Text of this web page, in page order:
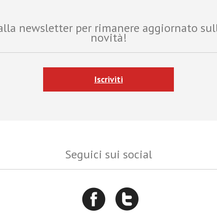
newsletter per rimanere aggiornato
novità!
Iscriviti
Seguici sui social